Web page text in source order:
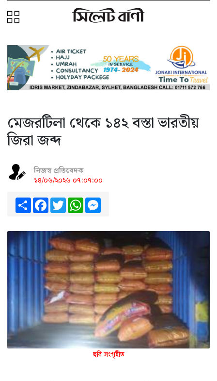
মেজরটিলা থেকে ১৪২ বস্তা ভারতীয়
জিরা জব্দ
নিজস্ব প্রতিবেদক
১৪/০৬/২০২৬ ০৭:০৭:০০
ShareFacebook
TwitterWhatsApp
ছবি সংগৃহীত